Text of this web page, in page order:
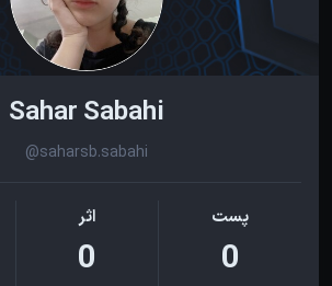
Sahar Sabahi
@saharsb.sabahi
پست
0
اثر
0